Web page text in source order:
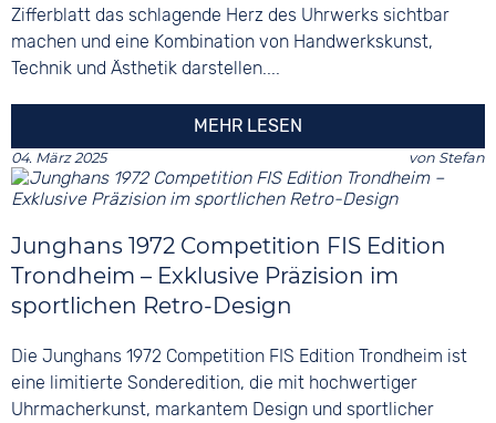
Zifferblatt das schlagende Herz des Uhrwerks sichtbar
machen und eine Kombination von Handwerkskunst,
Technik und Ästhetik darstellen....
MEHR LESEN
04. März 2025 von Stefan
Junghans 1972 Competition FIS Edition
Trondheim – Exklusive Präzision im
sportlichen Retro-Design
Die Junghans 1972 Competition FIS Edition Trondheim ist
eine limitierte Sonderedition, die mit hochwertiger
Uhrmacherkunst, markantem Design und sportlicher